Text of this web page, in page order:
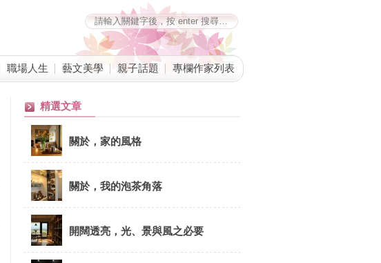
職場人生 藝文美學 親子話題 專欄作家列表
精選文章
關於，家的風格
關於，我的泡茶角落
開闊透亮，光、景與風之必要